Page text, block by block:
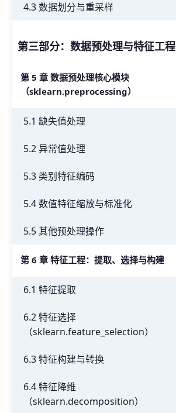
4.3 数据划分与重采样
第三部分：数据预处理与特征工程
第 5 章 数据预处理核心模块
（sklearn.preprocessing）
5.1 缺失值处理
5.2 异常值处理
5.3 类别特征编码
5.4 数值特征缩放与标准化
5.5 其他预处理操作
第 6 章 特征工程：提取、选择与构建
6.1 特征提取
6.2 特征选择
（sklearn.feature_selection）
6.3 特征构建与转换
6.4 特征降维
（sklearn.decomposition）